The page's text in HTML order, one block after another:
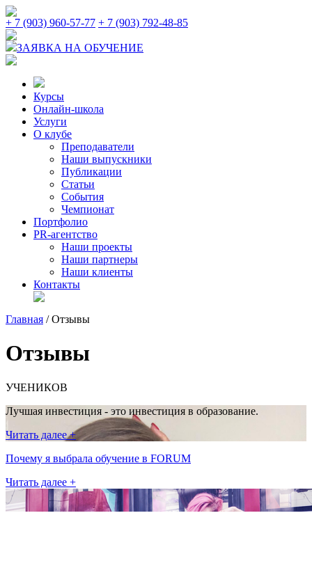
+ 7 (903) 960-57-77 + 7 (903) 792-48-85
ЗАЯВКА НА ОБУЧЕНИЕ
Курсы
Онлайн-школа
Услуги
О клубе
Преподаватели
Наши выпускники
Публикации
Статьи
События
Чемпионат
Портфолио
PR-агентство
Наши проекты
Наши партнеры
Наши клиенты
Контакты
Главная /Отзывы
Отзывы
УЧЕНИКОВ
Лучшая инвестиция - это инвестиция в образование.
Читать далее +
Почему я выбрала обучение в FORUM
Читать далее +